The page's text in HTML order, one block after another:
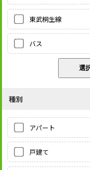
東武桐生線
バス
種別
アパート
戸建て